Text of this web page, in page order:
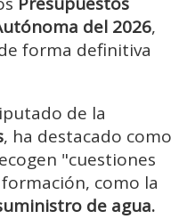
del 2026,
forma definitiva
de la
, ha destacado como
"cuestiones
como la
de agua.